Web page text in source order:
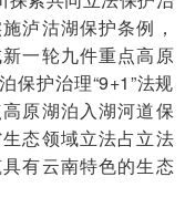
泸沽湖保护条例，
一轮九件重点高原
保护治理“9+1”法规
原湖泊入湖河道保
态领域立法占立法
有云南特色的生态